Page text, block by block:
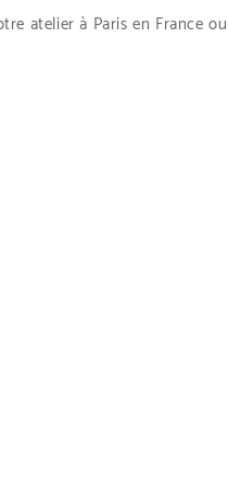
atelier à Paris en France